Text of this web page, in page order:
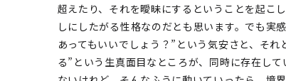
超えたり、それを曖昧にするということを起こ
しにしたがる性格なのだとも思います。でも実
あってもいいでしょう？”という気安さと、そ
る”という生真面目なところが、同時に存在し